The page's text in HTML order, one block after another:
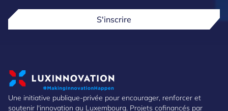
S'inscrire
Une initiative publique-privée pour encourager, renforcer et
soutenir l'innovation au Luxembourg. Projets cofinancés par